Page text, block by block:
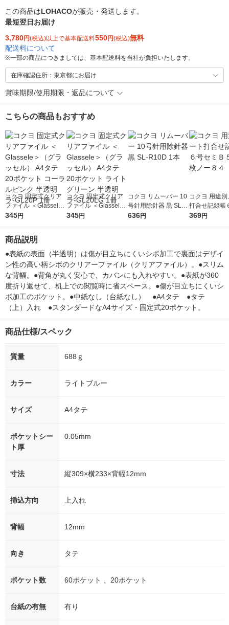
この商品はLOHACOが販売・発送します。
最短翌日お届け
3,780円(税込)以上で基本配送料550円(税込)無料
配送料について
※一部の商品につきましては、基本配送料を当社が負担いたします。
在庫確認住所：東京都にお届け
賞味期限/使用期限・返品について
こちらの商品もおすすめ
コクヨ 固定式クリア
ファイル ＜Glassele
＞（グラッセル） A4
GL20P 1冊
345円
コクヨ 固定式クリア
ファイル ＜Glassele
＞（グラッセル） A4
345円
コクヨ リムーバー 10
号針用除針器 黒 SL-R
10D 1本
636円
コクヨ 用途
打合せ記録帳
Ｂ５４０枚ノ
369円
商品説明
●表紙の表面（半透明）は傷が目立ちにくいシボ加工で裏面はデザイ
ン性の高い柄シボのクリアーファイル（クリアファイル）。●スリム
な背幅。●背角が丸く安心で、カバンにも入れやすい。●表紙が360
度折り返せて、机上での閲覧時に省スペース。●傷が目立ちにくいシ
ボ加工のポケット。●中紙なし（台紙なし）　●A4タテ　●タテ
（上）入れ　●スタンダードなA4サイズ・固定式20ポケット。
商品仕様/スペック
質量 688ｇ
カラー ライトブルー
サイズ A4タテ
ポケットシー
ト厚
0.05mm
寸法 縦309×横233×背幅12mm
挿込方向 上入れ
背幅 12mm
向き タテ
ポケット数 60ポケット 、20ポケット
台紙の有無 有り